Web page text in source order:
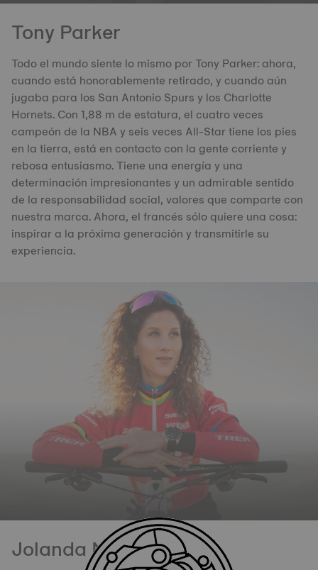
Tony Parker
Todo el mundo siente lo mismo por Tony Parker: ahora,
cuando está honorablemente retirado, y cuando aún
jugaba para los San Antonio Spurs y los Charlotte
Hornets. Con 1,88 m de estatura, el cuatro veces
campeón de la NBA y seis veces All-Star tiene los pies
en la tierra, está en contacto con la gente corriente y
rebosa entusiasmo. Tiene una energía y una
determinación impresionantes y un admirable sentido
de la responsabilidad social, valores que comparte con
nuestra marca. Ahora, el francés sólo quiere una cosa:
inspirar a la próxima generación y transmitirle su
experiencia.
Jolanda Neff